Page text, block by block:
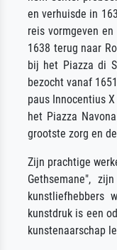
en verhuisde in
reis vormgeven
1638 terug naar
bij het Piazza di
bezocht vanaf
paus Innocentius
het Piazza
grootste zorg en
Zijn prachtige
Gethsemane",
kunstliefhebbers
kunstdruk is een
kunstenaarschap